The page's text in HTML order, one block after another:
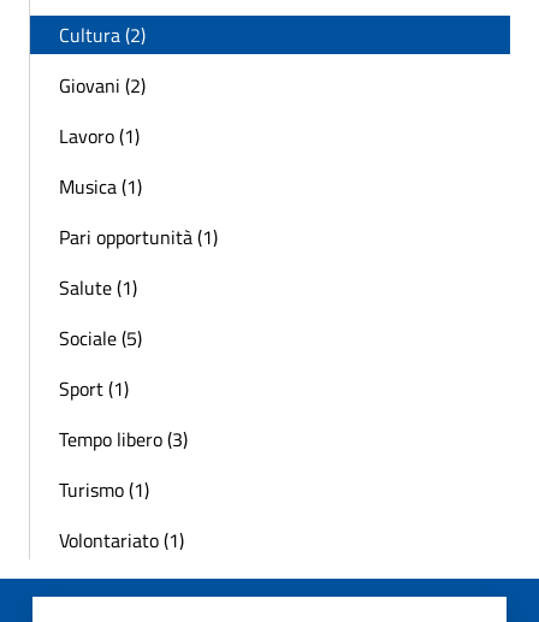
Cultura (2)
Giovani (2)
Lavoro (1)
Musica (1)
Pari opportunità (1)
Salute (1)
Sociale (5)
Sport (1)
Tempo libero (3)
Turismo (1)
Volontariato (1)